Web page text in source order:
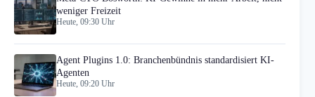
weniger Freizeit
Heute, 09:30 Uhr
Agent Plugins 1.0: Branchenbündnis standardisiert KI-
Agenten
Heute, 09:20 Uhr